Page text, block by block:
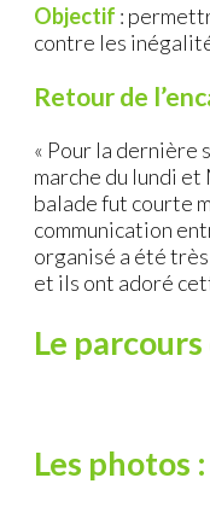
Objectif :
contre les
Retour de
« Pour la dernière
marche du lundi
balade fut courte
communication
organisé a été
et ils ont adoré
Le
Les photos :